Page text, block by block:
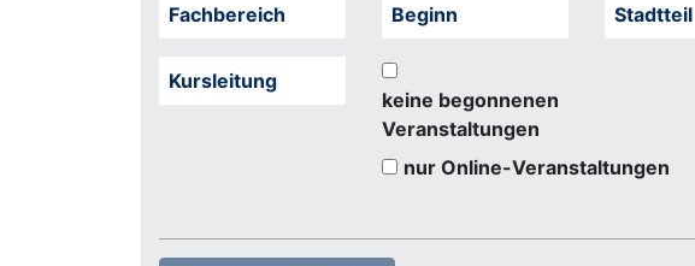
Fachbereich Beginn Stadtteil
Kursleitung
keine begonnenen
Veranstaltungen
nur Online-Veranstaltungen